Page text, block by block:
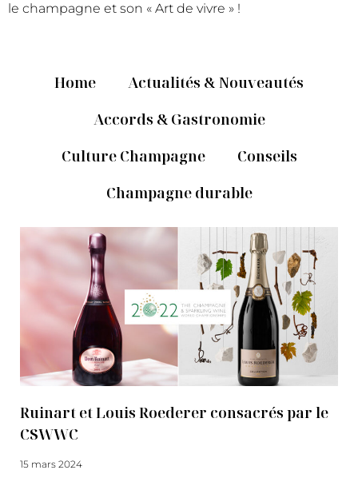
le champagne et son « Art de vivre » !
Home
Actualités & Nouveautés
Accords & Gastronomie
Culture Champagne
Conseils
Champagne durable
Ruinart et Louis Roederer consacrés par le
CSWWC
15 mars 2024